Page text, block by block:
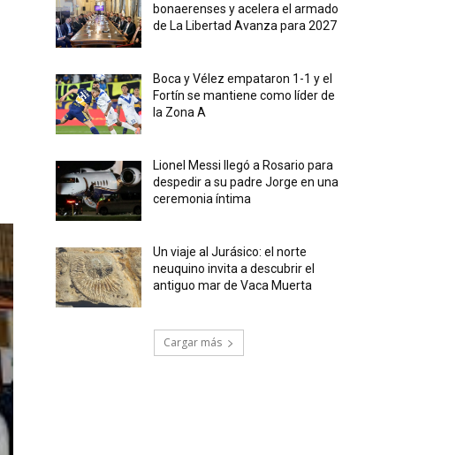
bonaerenses y acelera el armado
de La Libertad Avanza para 2027
Boca y Vélez empataron 1-1 y el
Fortín se mantiene como líder de
la Zona A
Lionel Messi llegó a Rosario para
despedir a su padre Jorge en una
ceremonia íntima
Un viaje al Jurásico: el norte
neuquino invita a descubrir el
antiguo mar de Vaca Muerta
Cargar más